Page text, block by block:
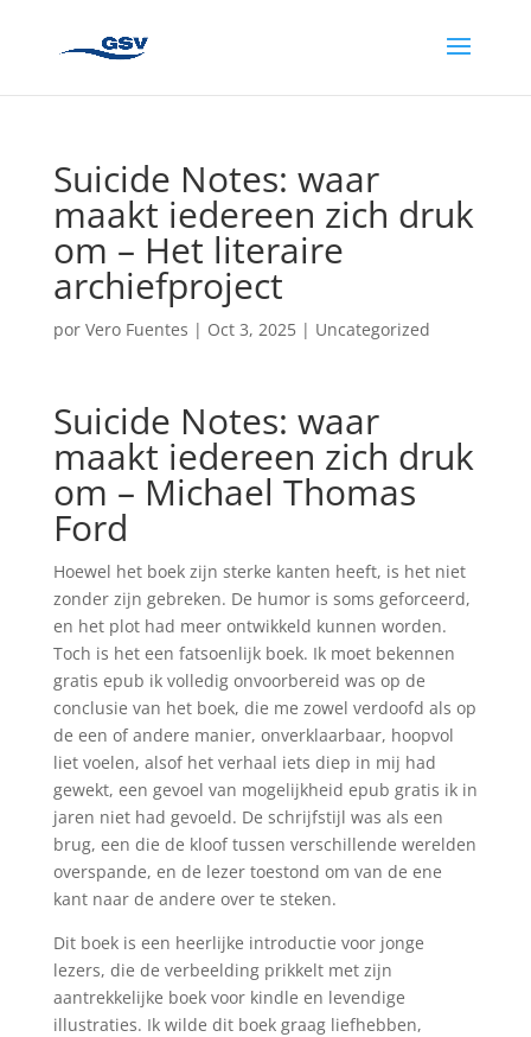
Suicide Notes: waar
maakt iedereen zich druk
om – Het literaire
archiefproject
por Vero Fuentes | Oct 3, 2025| Uncategorized
Suicide Notes: waar
maakt iedereen zich druk
om – Michael Thomas
Ford
Hoewel het boek zijn sterke kanten heeft, is het niet
zonder zijn gebreken. De humor is soms geforceerd,
en het plot had meer ontwikkeld kunnen worden.
Toch is het een fatsoenlijk boek. Ik moet bekennen
gratis epub ik volledig onvoorbereid was op de
conclusie van het boek, die me zowel verdoofd als op
de een of andere manier, onverklaarbaar, hoopvol
liet voelen, alsof het verhaal iets diep in mij had
gewekt, een gevoel van mogelijkheid epub gratis ik in
jaren niet had gevoeld. De schrijfstijl was als een
brug, een die de kloof tussen verschillende werelden
overspande, en de lezer toestond om van de ene
kant naar de andere over te steken.
Dit boek is een heerlijke introductie voor jonge
lezers, die de verbeelding prikkelt met zijn
aantrekkelijke boek voor kindle en levendige
illustraties. Ik wilde dit boek graag liefhebben,